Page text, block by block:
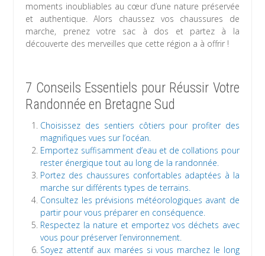
moments inoubliables au cœur d’une nature préservée
et authentique. Alors chaussez vos chaussures de
marche, prenez votre sac à dos et partez à la
découverte des merveilles que cette région a à offrir !
7 Conseils Essentiels pour Réussir Votre
Randonnée en Bretagne Sud
Choisissez des sentiers côtiers pour profiter des
magnifiques vues sur l’océan.
Emportez suffisamment d’eau et de collations pour
rester énergique tout au long de la randonnée.
Portez des chaussures confortables adaptées à la
marche sur différents types de terrains.
Consultez les prévisions météorologiques avant de
partir pour vous préparer en conséquence.
Respectez la nature et emportez vos déchets avec
vous pour préserver l’environnement.
Soyez attentif aux marées si vous marchez le long